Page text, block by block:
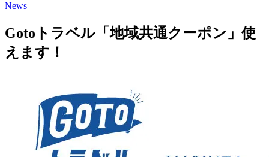
News
Gotoトラベル「地域共通クーポン」使
えます！